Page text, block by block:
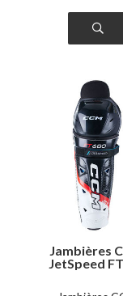
Jambières
JetSpeed